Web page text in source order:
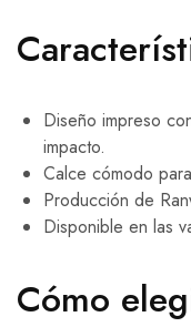
Diseño impreso
impacto.
Calce cómodo
Producción de
Disponible en las
Cómo